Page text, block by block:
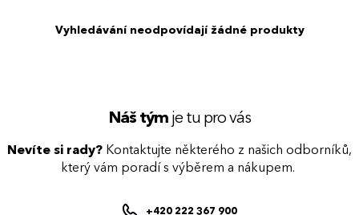
Vyhledávání neodpovídají žádné produkty
Náš týmje tu pro vás
Nevíte si rady? Kontaktujte některého z našich odborníků,
který vám poradí s výběrem a nákupem.
+420 222 367 900